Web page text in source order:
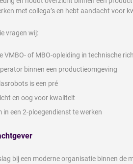
met collega’s en hebt aandacht voor
vragen wij:
VMBO- of MBO-opleiding in technische
binnen een productieomgeving
is een pré
en oog voor kwaliteit
in een 2-ploegendienst te werken
bij een moderne organisatie binnen de